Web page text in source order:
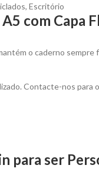
, Escritório
com Capa
o caderno
Contacte-nos
para ser